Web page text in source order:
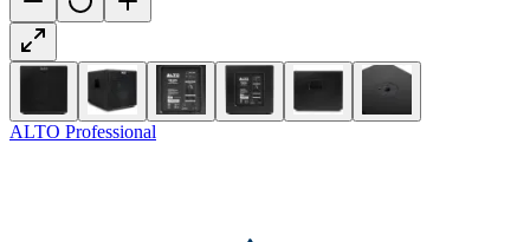
ALTO Professional